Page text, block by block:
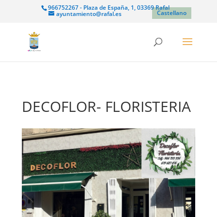
966752267 - Plaza de España, 1, 03369 Rafal
ayuntamiento@rafal.es Castellano
DECOFLOR- FLORISTERIA